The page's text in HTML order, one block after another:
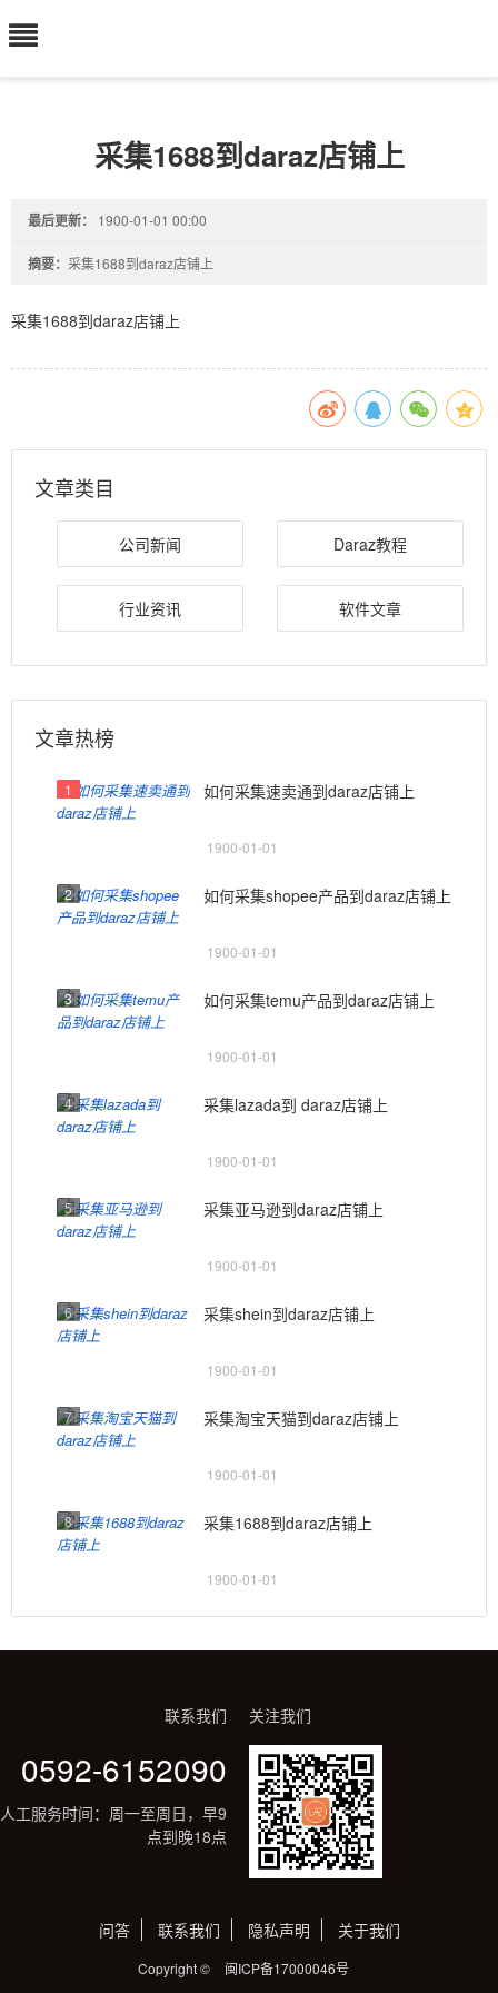
采集1688到daraz店铺上
最后更新： 1900-01-01 00:00
摘要： 采集1688到daraz店铺上
采集1688到daraz店铺上
文章类目
公司新闻 Daraz教程
行业资讯 软件文章
文章热榜
1 如何采集速卖通到daraz店铺上
1900-01-01
2 如何采集shopee产品到daraz店铺上
1900-01-01
3 如何采集temu产品到daraz店铺上
1900-01-01
4 采集lazada到 daraz店铺上
1900-01-01
5 采集亚马逊到daraz店铺上
1900-01-01
6 采集shein到daraz店铺上
1900-01-01
7 采集淘宝天猫到daraz店铺上
1900-01-01
8 采集1688到daraz店铺上
1900-01-01
联系我们
0592-6152090
人工服务时间：周一至周日，早9
点到晚18点
关注我们
问答 联系我们 隐私声明 关于我们
Copyright © 闽ICP备17000046号